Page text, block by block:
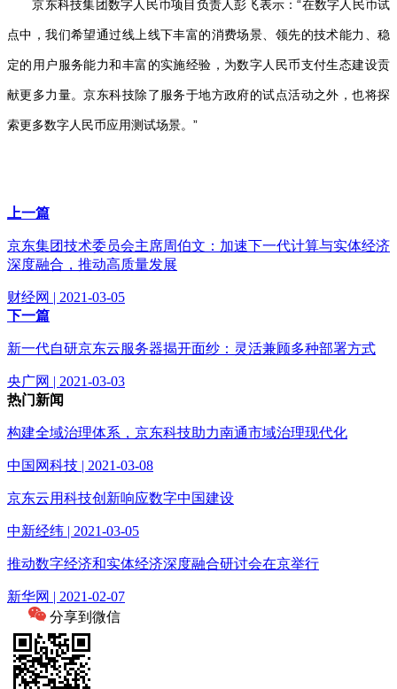
京东科技集团数字人民币项目负责人彭飞表示：“在数字人民币试
点中，我们希望通过线上线下丰富的消费场景、领先的技术能力、稳
定的用户服务能力和丰富的实施经验，为数字人民币支付生态建设贡
献更多力量。京东科技除了服务于地方政府的试点活动之外，也将探
索更多数字人民币应用测试场景。”
上一篇
京东集团技术委员会主席周伯文：加速下一代计算与实体经济
深度融合，推动高质量发展
财经网 | 2021-03-05
下一篇
新一代自研京东云服务器揭开面纱：灵活兼顾多种部署方式
央广网 | 2021-03-03
热门新闻
构建全域治理体系，京东科技助力南通市域治理现代化
中国网科技 | 2021-03-08
京东云用科技创新响应数字中国建设
中新经纬 | 2021-03-05
推动数字经济和实体经济深度融合研讨会在京举行
新华网 | 2021-02-07
分享到微信